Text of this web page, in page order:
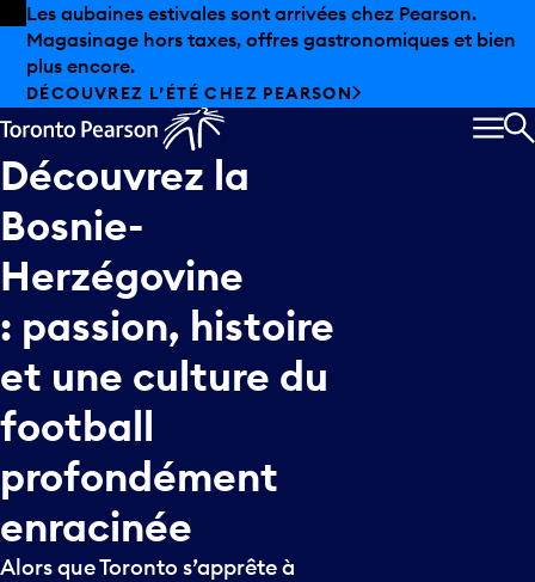
Skip to offers
Passer au contenu principal
Les aubaines estivales sont arrivées chez Pearson.
Magasinage hors taxes, offres gastronomiques et bien
plus encore.
DÉCOUVREZ L’ÉTÉ CHEZ PEARSON
Découvrez la
Bosnie-
Herzégovine
: passion, histoire
et une culture du
football
profondément
enracinée
Alors que Toronto s’apprête à